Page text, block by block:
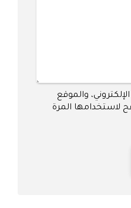
والموقع
لاستخدامها المرة